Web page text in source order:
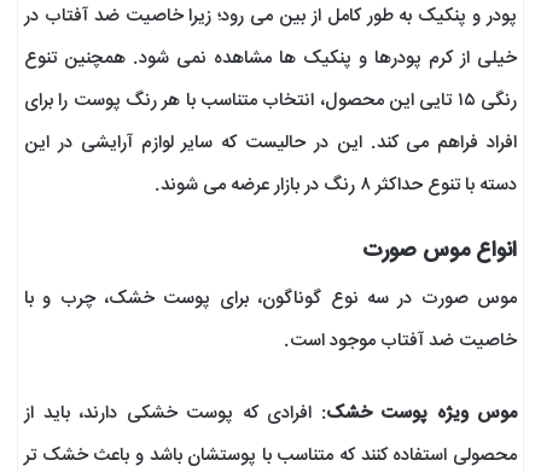
پودر و پنکیک به طور کامل از بین می رود؛ زیرا خاصیت ضد آفتاب در
خیلی از کرم پودرها و پنکیک ها مشاهده نمی شود. همچنین تنوع
رنگی ۱۵ تایی این محصول، انتخاب متناسب با هر رنگ پوست را برای
افراد فراهم می کند. این در حالیست که سایر لوازم آرایشی در این
دسته با تنوع حداکثر ۸ رنگ در بازار عرضه می شوند.
انواع موس صورت
موس صورت در سه نوع گوناگون، برای پوست خشک، چرب و با
خاصیت ضد آفتاب موجود است.
موس ویژه پوست خشک: افرادی که پوست خشکی دارند، باید از
محصولی استفاده کنند که متناسب با پوستشان باشد و باعث خشک تر